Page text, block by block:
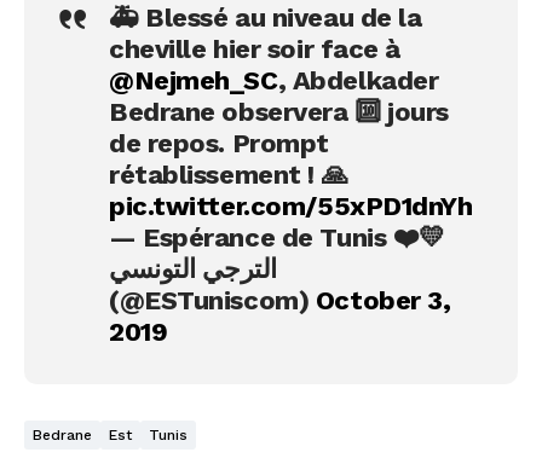
🚑 Blessé au niveau de la
cheville hier soir face à
@Nejmeh_SC, Abdelkader
Bedrane observera 🔟 jours
de repos. Prompt
rétablissement ! 🙏
pic.twitter.com/55xPD1dnYh
— Espérance de Tunis ❤️💛
الترجي التونسي
(@ESTuniscom) October 3,
2019
Bedrane Est Tunis